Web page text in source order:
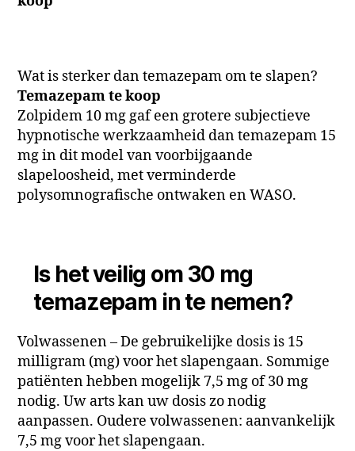
Wat is sterker dan temazepam om te slapen?
Temazepam te koop
Zolpidem 10 mg gaf een grotere subjectieve
hypnotische werkzaamheid dan temazepam 15
mg in dit model van voorbijgaande
slapeloosheid, met verminderde
polysomnografische ontwaken en WASO.
Is het veilig om 30 mg
temazepam in te nemen?
Volwassenen – De gebruikelijke dosis is 15
milligram (mg) voor het slapengaan. Sommige
patiënten hebben mogelijk 7,5 mg of 30 mg
nodig. Uw arts kan uw dosis zo nodig
aanpassen. Oudere volwassenen: aanvankelijk
7,5 mg voor het slapengaan.